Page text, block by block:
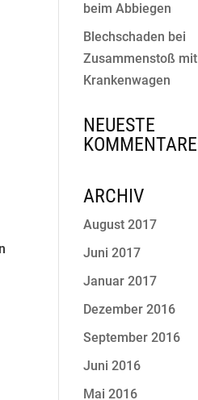
beim Abbiegen
Blechschaden bei
Zusammenstoß mit
Krankenwagen
NEUESTE
KOMMENTARE
ARCHIV
August 2017
Juni 2017
Januar 2017
Dezember 2016
September 2016
Juni 2016
Mai 2016